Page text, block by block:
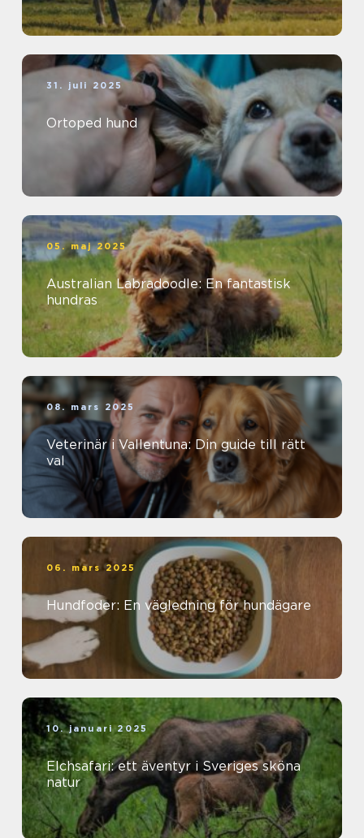
31. juli 2025
Ortoped hund
05. maj 2025
Australian Labradoodle: En fantastisk
hundras
08. mars 2025
Veterinär i Vallentuna: Din guide till rätt
val
06. mars 2025
Hundfoder: En vägledning för hundägare
10. januari 2025
Elchsafari: ett äventyr i Sveriges sköna
natur